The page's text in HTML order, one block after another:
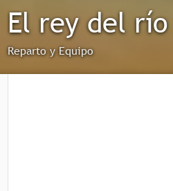
El rey del río
Reparto y Equipo